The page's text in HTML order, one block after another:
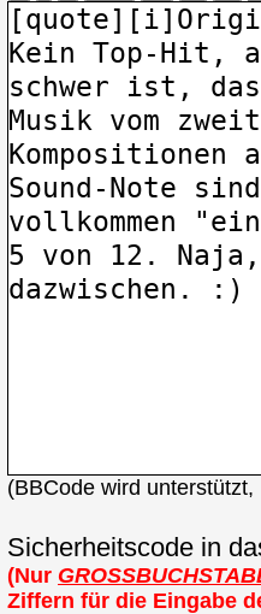
(BBCode wird
Sicherheitscode in
(Nur
Ziffern für die Eingabe